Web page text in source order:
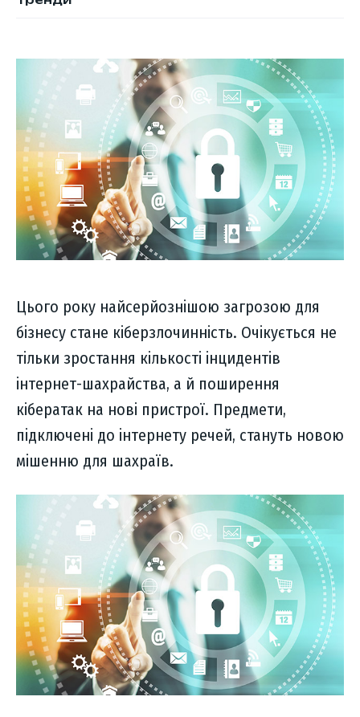
Цього року найсерйознішою загрозою для
бізнесу стане кіберзлочинність. Очікується не
тільки зростання кількості інцидентів
інтернет-шахрайства, а й поширення
кібератак на нові пристрої. Предмети,
підключені до інтернету речей, стануть новою
мішенню для шахраїв.